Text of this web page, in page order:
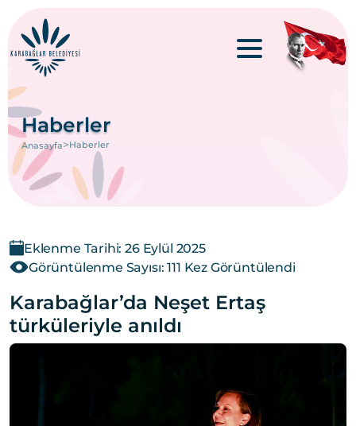
Haberler
Anasayfa>Haberler
Eklenme Tarihi: 26 Eylül 2025
Görüntülenme Sayısı: 111 Kez Görüntülendi
Karabağlar’da Neşet Ertaş
türküleriyle anıldı